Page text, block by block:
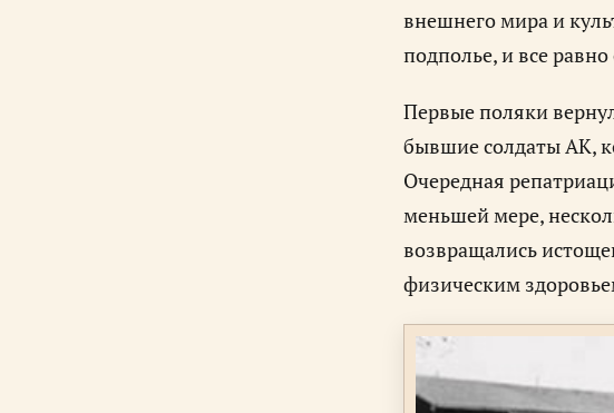
внешнего мира и
подполье, и все
Первые поляки
бывшие солдаты АК,
Очередная
меньшей мере,
возвращались
физическим